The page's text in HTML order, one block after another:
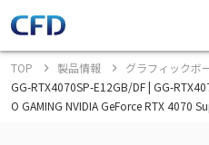
TOP 製品情報
グラフィックボ
GG-RTX4070SP-E12GB/DF | GG-
O GAMING NVIDIA GeForce RTX 4070